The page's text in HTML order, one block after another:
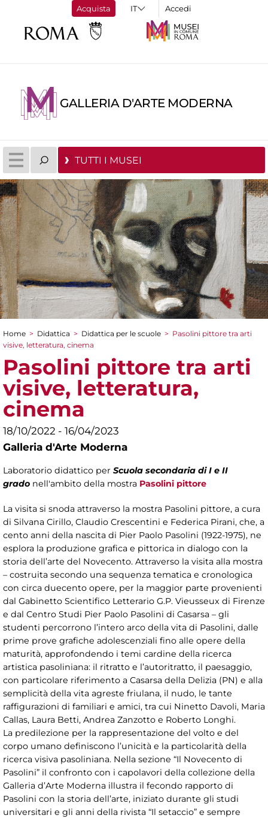
Acquista Accedi
GALLERIA D'ARTE MODERNA
TUTTI I MUSEI
Tu sei qui
Home > Didattica > Didattica per le scuole > Pasolini pittore tra arti
visive, letteratura, cinema
Pasolini pittore tra arti
visive, letteratura,
cinema
18/10/2022 - 16/04/2023
Galleria d'Arte Moderna
Laboratorio didattico per Scuola secondaria di I e II
grado nell'ambito della mostra Pasolini pittore
La visita si snoda attraverso la mostra Pasolini pittore, a cura
di Silvana Cirillo, Claudio Crescentini e Federica Pirani, che, a
cento anni della nascita di Pier Paolo Pasolini (1922-1975), ne
esplora la produzione grafica e pittorica in dialogo con la
storia dell’arte del Novecento. Attraverso la visita alla mostra
– costruita secondo una sequenza tematica e cronologica
con circa duecento opere, per la maggior parte provenienti
dal Gabinetto Scientifico Letterario G.P. Vieusseux di Firenze
e dal Centro Studi Pier Paolo Pasolini di Casarsa – gli
studenti percorrono l’intero arco della vita di Pasolini, dalle
prime prove grafiche adolescenziali fino alle opere della
maturità, approfondendo i temi cardine della ricerca
artistica pasoliniana: il ritratto e l’autoritratto, il paesaggio,
con particolare riferimento a Casarsa della Delizia (PN) e alla
semplicità della vita agreste friulana, il nudo, le tante
raffigurazioni di familiari e amici, tra cui Ninetto Davoli, Maria
Callas, Laura Betti, Andrea Zanzotto e Roberto Longhi.
La predilezione per la rappresentazione del volto e del
corpo umano definiscono l’unicità e la particolarità della
ricerca visiva pasoliniana. Nella sezione “Il Novecento di
Pasolini” il confronto con i capolavori della collezione della
Galleria d’Arte Moderna illustra il fecondo rapporto di
Pasolini con la storia dell’arte, iniziato durante gli studi
universitari e gli anni della rivista “Il setaccio” e sempre